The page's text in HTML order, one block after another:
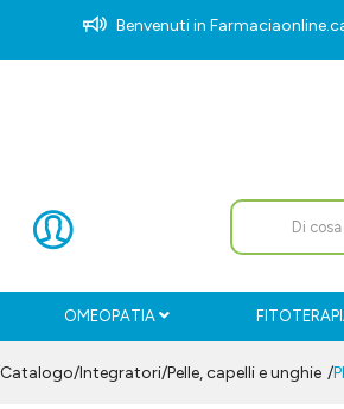
Benvenuti in
OMEOPATIA
Catalogo/Integratori/Pelle, capelli e unghie